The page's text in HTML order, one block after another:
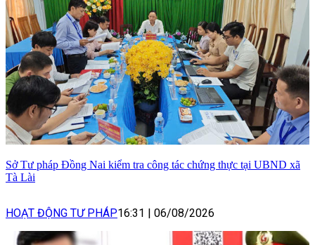
Sở Tư pháp Đồng Nai kiểm tra công tác chứng thực tại UBND xã
Tà Lài
HOẠT ĐỘNG TƯ PHÁP16:31 06/08/2026